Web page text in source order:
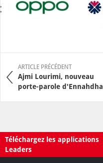
ARTICLE PRÉCÉDENT
Ajmi Lourimi, nouveau
porte-parole d'Ennahdha
Téléchargez les applications
Leaders